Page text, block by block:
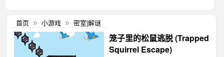
首页 » 小游戏 » 密室|解谜
笼子里的松鼠逃脱 (Trapped
Squirrel Escape)